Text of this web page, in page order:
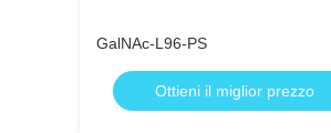
GalNAc-L96-PS
Ottieni il miglior prezzo